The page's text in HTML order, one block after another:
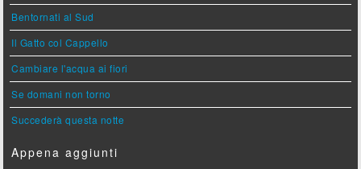
Bentornati al Sud
Il Gatto col Cappello
Cambiare l'acqua ai fiori
Se domani non torno
Succederà questa notte
Appena aggiunti